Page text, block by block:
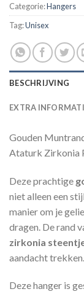
Categorie:Hangers
Tag:Unisex
BESCHRIJVING
EXTRA
Gouden
Ataturk Zirkonia
Deze prachtige
niet alleen een
manier om je
dragen. De rand
zirkonia
aandacht trekken.
Deze hanger is